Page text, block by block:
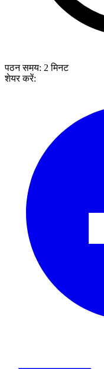
पठन समय: 2 मिनट
शेयर करें: